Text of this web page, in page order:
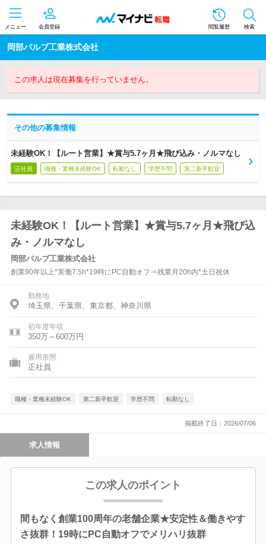
メニュー 会員登録 閲覧履歴 検索
岡部バルブ工業株式会社
この求人は現在募集を行っていません。
その他の募集情報
未経験OK！【ルート営業】★賞与5.7ヶ月★飛び込み・ノルマなし
正社員 職種・業種未経験OK 転勤なし 学歴不問 第二新卒歓迎
未経験OK！【ルート営業】★賞与5.7ヶ月★飛び込
み・ノルマなし
岡部バルブ工業株式会社
創業90年以上*実働7.5h*19時にPC自動オフ⇒残業月20h内*土日祝休
勤務地
埼玉県、千葉県、東京都、神奈川県
初年度年収
350万～600万円
雇用形態
正社員
職種・業種未経験OK 第二新卒歓迎 学歴不問 転勤なし
掲載終了日：2026/07/06
求人情報
この求人のポイント
間もなく創業100周年の老舗企業★安定性＆働きやす
さ抜群！19時にPC自動オフでメリハリ抜群